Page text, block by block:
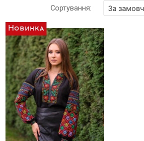
Сортування:
Новинка